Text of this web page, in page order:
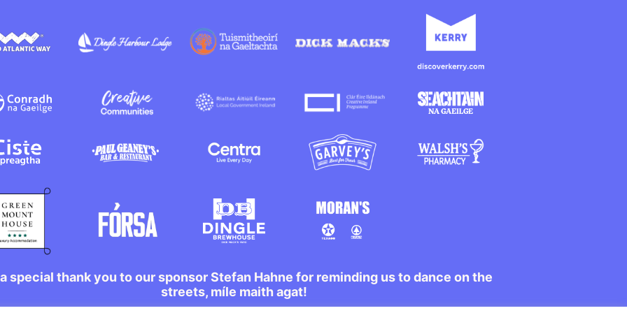
special thank you to our sponsor Stefan Hahne for reminding us to dance on the
streets, míle maith agat!